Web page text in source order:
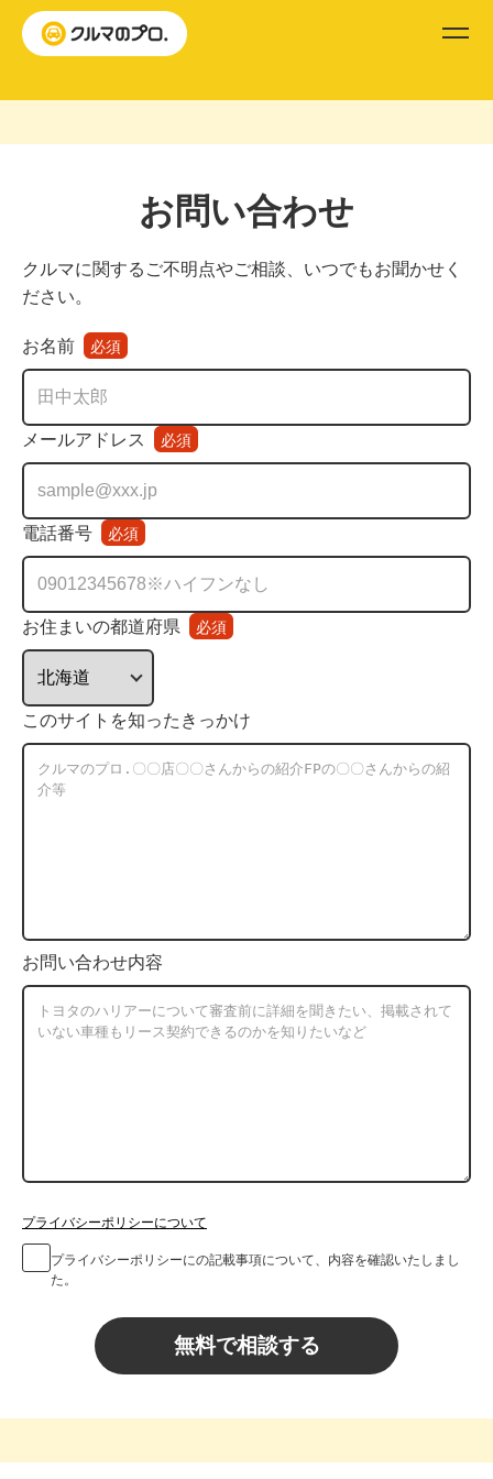
メニ
お問い合わせ
クルマに関するご不明点やご相談、いつでもお聞かせく
ださい。
お名前 必須
メールアドレス 必須
電話番号 必須
お住まいの都道府県 必須
このサイトを知ったきっかけ
お問い合わせ内容
プライバシーポリシーについて
プライバシーポリシーにの記載事項について、内容を確認いたしまし
た。